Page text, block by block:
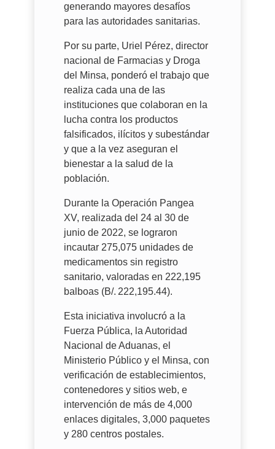
generando mayores desafíos
para las autoridades sanitarias.
Por su parte, Uriel Pérez, director
nacional de Farmacias y Droga
del Minsa, ponderó el trabajo que
realiza cada una de las
instituciones que colaboran en la
lucha contra los productos
falsificados, ilícitos y subestándar
y que a la vez aseguran el
bienestar a la salud de la
población.
Durante la Operación Pangea
XV, realizada del 24 al 30 de
junio de 2022, se lograron
incautar 275,075 unidades de
medicamentos sin registro
sanitario, valoradas en 222,195
balboas (B/. 222,195.44).
Esta iniciativa involucró a la
Fuerza Pública, la Autoridad
Nacional de Aduanas, el
Ministerio Público y el Minsa, con
verificación de establecimientos,
contenedores y sitios web, e
intervención de más de 4,000
enlaces digitales, 3,000 paquetes
y 280 centros postales.